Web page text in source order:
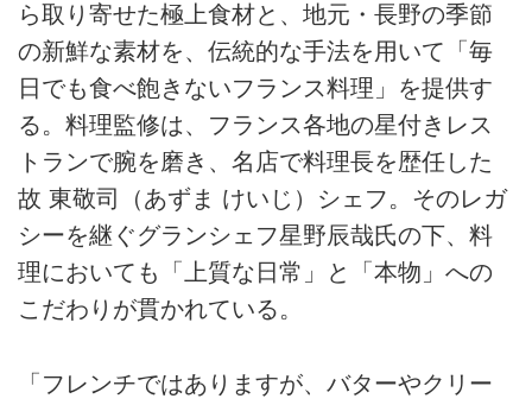
ら取り寄せた極上食材と、地元・長野の季節
の新鮮な素材を、伝統的な手法を用いて「毎
日でも食べ飽きないフランス料理」を提供す
る。料理監修は、フランス各地の星付きレス
トランで腕を磨き、名店で料理長を歴任した
故 東敬司（あずま けいじ）シェフ。そのレガ
シーを継ぐグランシェフ星野辰哉氏の下、料
理においても「上質な日常」と「本物」への
こだわりが貫かれている。
「フレンチではありますが、バターやクリー